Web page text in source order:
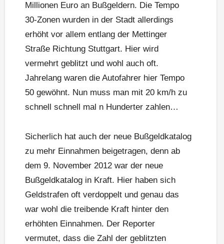
Millionen Euro an Bußgeldern. Die Tempo
30-Zonen wurden in der Stadt allerdings
erhöht vor allem entlang der Mettinger
Straße Richtung Stuttgart. Hier wird
vermehrt geblitzt und wohl auch oft.
Jahrelang waren die Autofahrer hier Tempo
50 gewöhnt. Nun muss man mit 20 km/h zu
schnell schnell mal n Hunderter zahlen…
Sicherlich hat auch der neue Bußgeldkatalog
zu mehr Einnahmen beigetragen, denn ab
dem 9. November 2012 war der neue
Bußgeldkatalog in Kraft. Hier haben sich
Geldstrafen oft verdoppelt und genau das
war wohl die treibende Kraft hinter den
erhöhten Einnahmen. Der Reporter
vermutet, dass die Zahl der geblitzten